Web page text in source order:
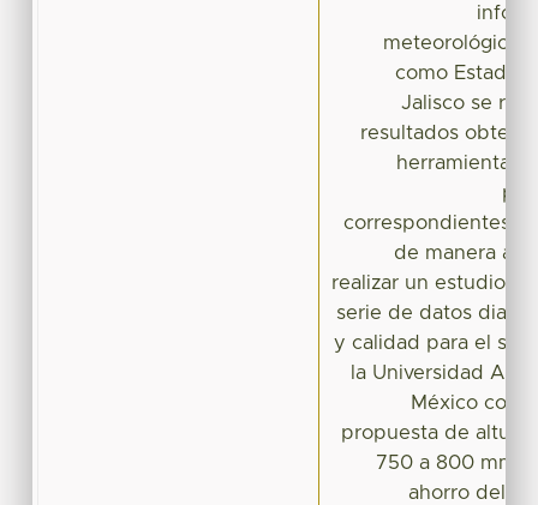
meteorológicas
como Estado
Jalisco se
resultados
herramientas
correspondientes
de manera
realizar un estudio
serie de datos
y calidad para el
la Universidad
México con
propuesta de altura
750 a 800 mm,
ahorro del